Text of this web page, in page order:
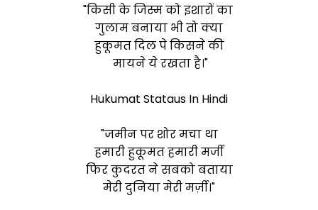
"किसी के जिस्म को इशारों का
गुलाम बनाया भी तो क्या
हुकूमत दिल पे किसने की
मायने ये रखता है।"
Hukumat Stataus In Hindi
"जमीन पर शोर मचा था
हमारी हुकूमत हमारी मर्जी
फिर कुदरत ने सबको बताया
मेरी दुनिया मेरी मर्ज़ी।"